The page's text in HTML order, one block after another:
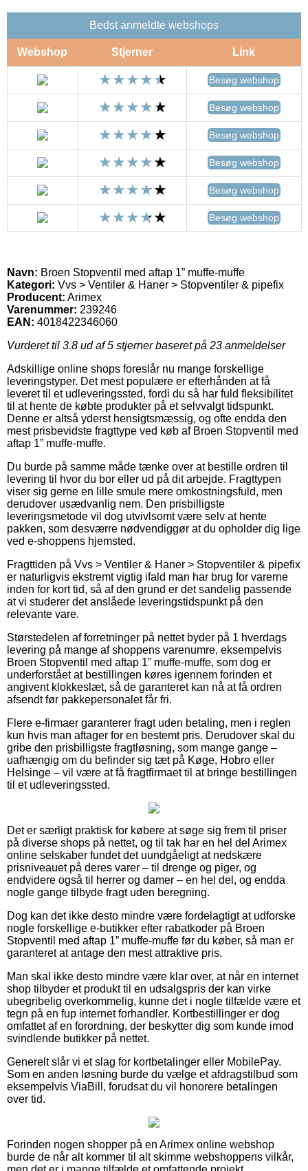
Bedst anmeldte webshops
Webshop Stjerner Link
Besøg webshop
Besøg webshop
Besøg webshop
Besøg webshop
Besøg webshop
Besøg webshop
Navn: Broen Stopventil med aftap 1” muffe-muffe
Kategori: Vvs > Ventiler & Haner > Stopventiler & pipefix
Producent: Arimex
Varenummer: 239246
EAN: 4018422346060
Vurderet til 3.8 ud af 5 stjerner baseret på 23 anmeldelser
Adskillige online shops foreslår nu mange forskellige
leveringstyper. Det mest populære er efterhånden at få
leveret til et udleveringssted, fordi du så har fuld fleksibilitet
til at hente de købte produkter på et selvvalgt tidspunkt.
Denne er altså yderst hensigtsmæssig, og ofte endda den
mest prisbevidste fragttype ved køb af Broen Stopventil med
aftap 1” muffe-muffe.
Du burde på samme måde tænke over at bestille ordren til
levering til hvor du bor eller ud på dit arbejde. Fragttypen
viser sig gerne en lille smule mere omkostningsfuld, men
derudover usædvanlig nem. Den prisbilligste
leveringsmetode vil dog utvivlsomt være selv at hente
pakken, som desværre nødvendiggør at du opholder dig lige
ved e-shoppens hjemsted.
Fragttiden på Vvs > Ventiler & Haner > Stopventiler & pipefix
er naturligvis ekstremt vigtig ifald man har brug for varerne
inden for kort tid, så af den grund er det sandelig passende
at vi studerer det anslåede leveringstidspunkt på den
relevante vare.
Størstedelen af forretninger på nettet byder på 1 hverdags
levering på mange af shoppens varenumre, eksempelvis
Broen Stopventil med aftap 1” muffe-muffe, som dog er
underforstået at bestillingen køres igennem forinden et
angivent klokkeslæt, så de garanteret kan nå at få ordren
afsendt før pakkepersonalet får fri.
Flere e-firmaer garanterer fragt uden betaling, men i reglen
kun hvis man aftager for en bestemt pris. Derudover skal du
gribe den prisbilligste fragtløsning, som mange gange –
uafhængig om du befinder sig tæt på Køge, Hobro eller
Helsinge – vil være at få fragtfirmaet til at bringe bestillingen
til et udleveringssted.
Det er særligt praktisk for købere at søge sig frem til priser
på diverse shops på nettet, og til tak har en hel del Arimex
online selskaber fundet det uundgåeligt at nedskære
prisniveauet på deres varer – til drenge og piger, og
endvidere også til herrer og damer – en hel del, og endda
nogle gange tilbyde fragt uden beregning.
Dog kan det ikke desto mindre være fordelagtigt at udforske
nogle forskellige e-butikker efter rabatkoder på Broen
Stopventil med aftap 1” muffe-muffe før du køber, så man er
garanteret at antage den mest attraktive pris.
Man skal ikke desto mindre være klar over, at når en internet
shop tilbyder et produkt til en udsalgspris der kan virke
ubegribelig overkommelig, kunne det i nogle tilfælde være et
tegn på en fup internet forhandler. Kortbestillinger er dog
omfattet af en forordning, der beskytter dig som kunde imod
svindlende butikker på nettet.
Generelt slår vi et slag for kortbetalinger eller MobilePay.
Som en anden løsning burde du vælge et afdragstilbud som
eksempelvis ViaBill, forudsat du vil honorere betalingen
over tid.
Forinden nogen shopper på en Arimex online webshop
burde de når alt kommer til alt skimme webshoppens vilkår,